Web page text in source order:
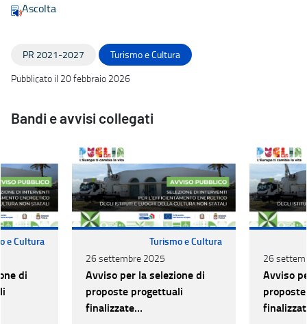
Ascolta
PR 2021-2027
Turismo e Cultura
Pubblicato il 20 febbraio 2026
Bandi e avvisi collegati
e Cultura
di
Turismo e Cultura
26 settembre 2025
Avviso per la selezione di
proposte progettuali
finalizzate
26
Avviso